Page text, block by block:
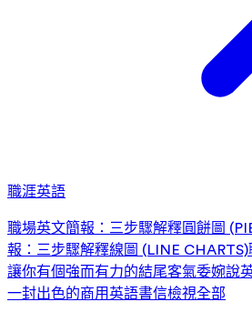
職涯英語
職場英文簡報：三步驟解釋圓餅圖
報：三步驟解釋線圖 (LINE CHARTS)
讓你有個強而有力的結尾客氣委婉說
一封出色的商用英語書信檢視全部